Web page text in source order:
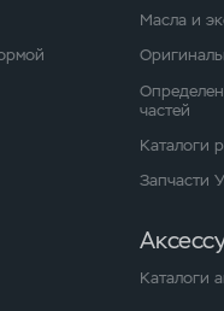
Масла и
частей
Каталоги
Запчасти
Каталоги